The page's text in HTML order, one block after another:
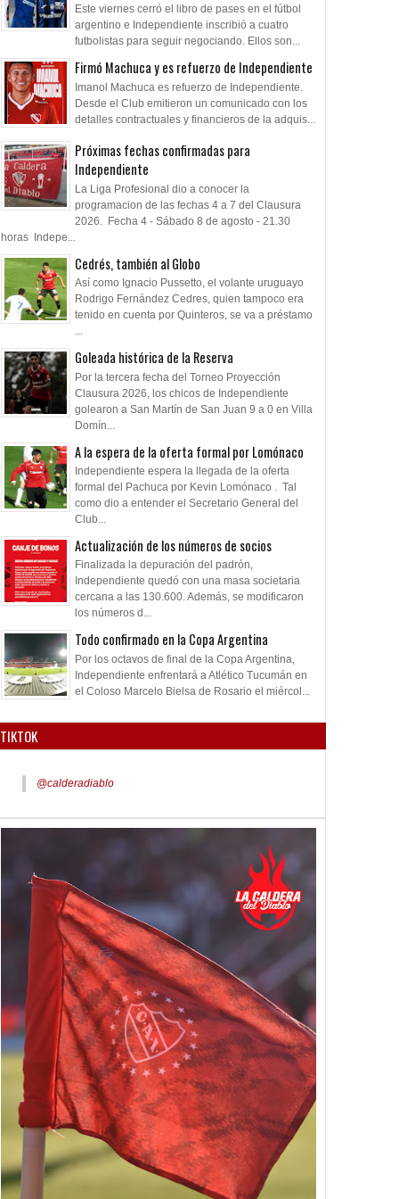
Este viernes cerró el libro de pases en el fútbol
argentino e Independiente inscribió a cuatro
futbolistas para seguir negociando. Ellos son...
Firmó Machuca y es refuerzo de Independiente
Imanol Machuca es refuerzo de Independiente.
Desde el Club emitieron un comunicado con los
detalles contractuales y financieros de la adquis...
Próximas fechas confirmadas para
Independiente
La Liga Profesional dio a conocer la
programacion de las fechas 4 a 7 del Clausura
2026. Fecha 4 - Sábado 8 de agosto - 21.30
horas Indepe...
Cedrés, también al Globo
Así como Ignacio Pussetto, el volante uruguayo
Rodrigo Fernández Cedres, quien tampoco era
tenido en cuenta por Quinteros, se va a préstamo
...
Goleada histórica de la Reserva
Por la tercera fecha del Torneo Proyección
Clausura 2026, los chicos de Independiente
golearon a San Martín de San Juan 9 a 0 en Villa
Domín...
A la espera de la oferta formal por Lomónaco
Independiente espera la llegada de la oferta
formal del Pachuca por Kevin Lomónaco . Tal
como dio a entender el Secretario General del
Club...
Actualización de los números de socios
Finalizada la depuración del padrón,
Independiente quedó con una masa societaria
cercana a las 130.600. Además, se modificaron
los números d...
Todo confirmado en la Copa Argentina
Por los octavos de final de la Copa Argentina,
Independiente enfrentará a Atlético Tucumán en
el Coloso Marcelo Bielsa de Rosario el miércol...
TIKTOK
@calderadiablo